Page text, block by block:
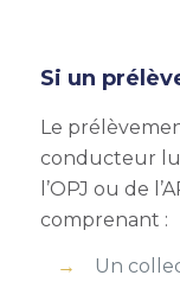
Si un
Le
conducteur
l’OPJ ou de
comprenant :
Un